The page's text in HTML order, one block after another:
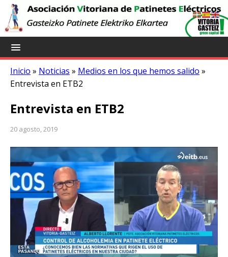
Inicio » Noticias » Medios en los que hemos salido »
Entrevista en ETB2
Entrevista en ETB2
20 agosto, 2019